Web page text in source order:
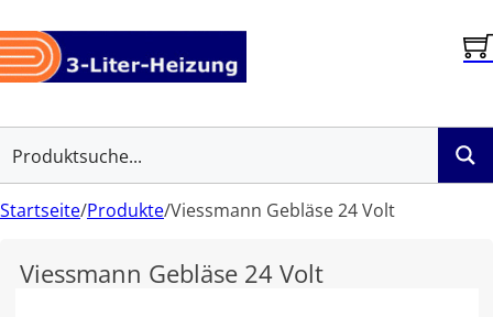
Startseite/Produkte/Viessmann Gebläse 24 Volt
Viessmann Gebläse 24 Volt